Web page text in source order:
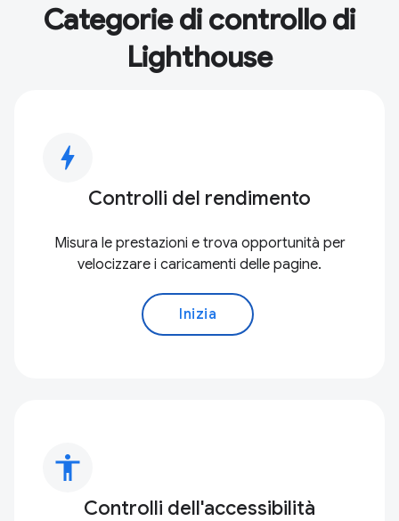
Categorie di controllo di
Lighthouse
bolt
Controlli del rendimento
Misura le prestazioni e trova opportunità per
velocizzare i caricamenti delle pagine.
Inizia
accessibility
Controlli dell'accessibilità